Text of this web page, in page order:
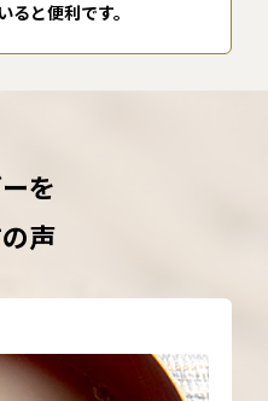
と便利です。
を
声